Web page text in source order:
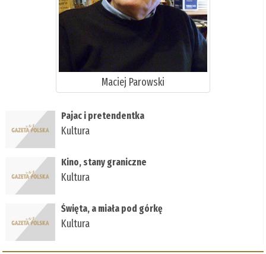
Maciej Parowski
Pajac i pretendentka
Kultura
Kino, stany graniczne
Kultura
Święta, a miała pod górkę
Kultura